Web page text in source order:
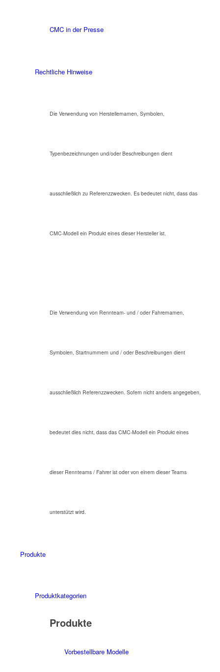
CMC in der Presse
Rechtliche Hinweise
Die Verwendung von Herstellernamen, Symbolen,
Typenbezeichnungen und/oder Beschreibungen dient
ausschließlich zu Referenzzwecken. Es bedeutet nicht, dass das
CMC-Modell ein Produkt eines dieser Hersteller ist.
Die Verwendung von Rennteam- und / oder Fahrernamen,
Symbolen, Startnummern und / oder Beschreibungen dient
ausschließlich Referenzzwecken. Sofern nicht anders angegeben,
bedeutet dies nicht, dass das CMC-Modell ein Produkt eines
dieser Rennteams / Fahrer ist oder von einem dieser Teams
unterstützt wird.
Produkte
Produktkategorien
Produkte
Vorbestellbare Modelle